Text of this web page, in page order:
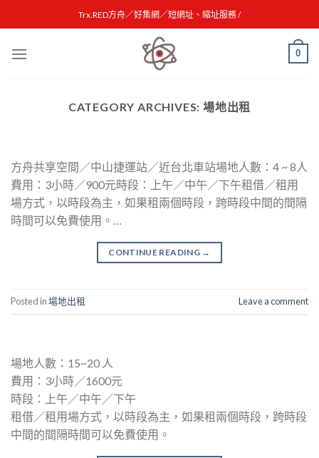
to
Trx.RED方舟／好集網／短網址、縮址服務 /
0
CATEGORY ARCHIVES: 場地出租
方舟共享空間／中山捷運站／近台北車站場地人數：4 ~ 8人
費用：3小時／900元時段：上午／中午／下午租借／租用
場方式，以時段為主，如果租兩個時段，跨時段中間的間隔
時間可以免費使用。…
CONTINUE READING →
Posted in場地出租 Leave a comment
場地人數：15~20 人
費用：3小時／1600元
時段：上午／中午／下午
租借／租用場方式，以時段為主，如果租兩個時段，跨時段
中間的間隔時間可以免費使用。